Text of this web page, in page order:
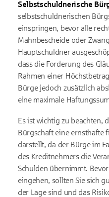
Selbstschuldnerische
selbstschuldnerischen
einspringen, bevor alle
Mahnbescheide oder
Hauptschuldner
dass die Forderung des
Rahmen einer
Bürge jedoch zusätzlich
eine maximale
Es ist wichtig zu beachten,
Bürgschaft eine ernsthafte
darstellt, da der Bürge im
des Kreditnehmers die
Schulden übernimmt.
eingehen, sollten Sie sich
der Lage sind und das